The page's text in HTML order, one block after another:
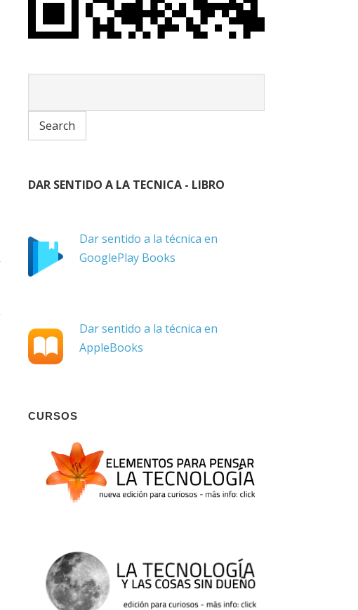
DAR SENTIDO A LA TECNICA - LIBRO
Dar sentido a la técnica en
GooglePlay Books
Dar sentido a la técnica en
AppleBooks
CURSOS